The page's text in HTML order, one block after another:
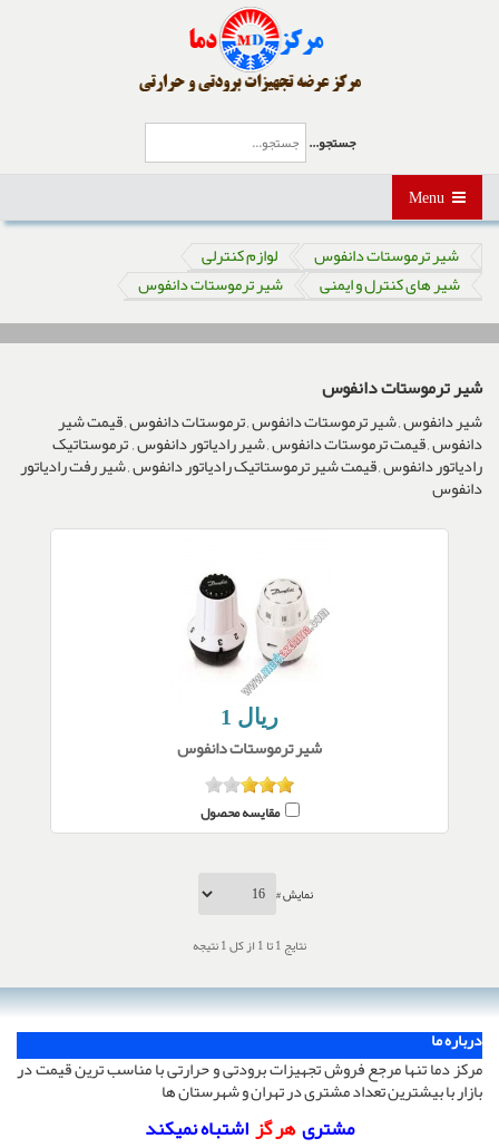
جستجو...
شیر ترموستات دانفوس
لوازم کنترلی
شیر های کنترل و ایمنی
شیر ترموستات دانفوس
شیر ترموستات دانفوس
شیر دانفوس , شیر ترموستات دانفوس , ترموستات دانفوس , قیمت شیر
دانفوس , قیمت ترموستات دانفوس , شیر رادیاتور دانفوس , ترموستاتیک
رادیاتور دانفوس , قیمت شیر ترموستاتیک رادیاتور دانفوس , شیر رفت رادیاتور
دانفوس
1 ریال
شیر ترموستات دانفوس
مقایسه محصول
نمایش #
نتایج 1 تا 1 از کل 1 نتیجه
درباره ما
مرکز دما تنها مرجع فروش تجهیزات برودتی و حرارتی با مناسب ترین قیمت در
بازار با بیشترین تعداد مشتری در تهران و شهرستان ها
مشتریهر گزاشتباه نمیکند